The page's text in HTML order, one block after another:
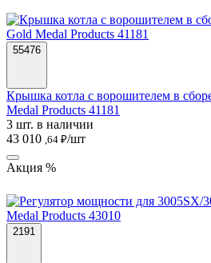
55476
Крышка котла с ворошителем в
Medal Products 41181
3 шт. в наличии
43 010 ,64 ₽/шт
Акция %
2191